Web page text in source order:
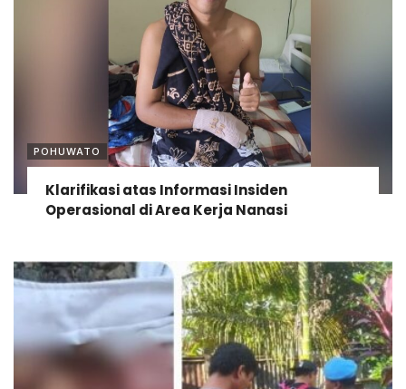
POHUWATO
Klarifikasi atas Informasi Insiden
Operasional di Area Kerja Nanasi